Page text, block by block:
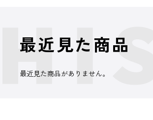
最近見た商品
最近見た商品がありません。